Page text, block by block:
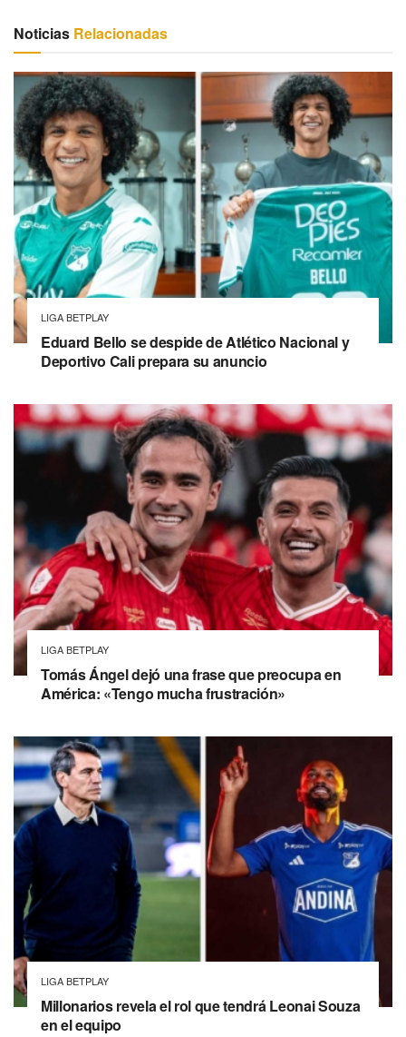
Noticias Relacionadas
LIGA BETPLAY
Eduard Bello se despide de Atlético Nacional y
Deportivo Cali prepara su anuncio
LIGA BETPLAY
Tomás Ángel dejó una frase que preocupa en
América: «Tengo mucha frustración»
LIGA BETPLAY
Millonarios revela el rol que tendrá Leonai Souza
en el equipo